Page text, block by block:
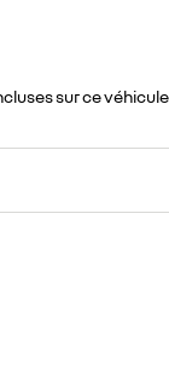
sur ce véhicule